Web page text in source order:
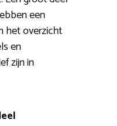
een
het overzicht
en
zijn in